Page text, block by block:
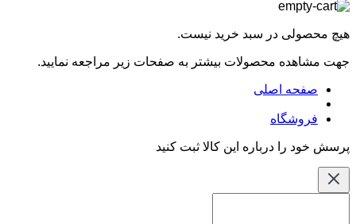
هیچ محصولی در سبد خرید نیست.
جهت مشاهده محصولات بیشتر به صفحات زیر مراجعه نمایید.
صفحه اصلی
فروشگاه
پرسش خود را درباره این کالا ثبت کنید